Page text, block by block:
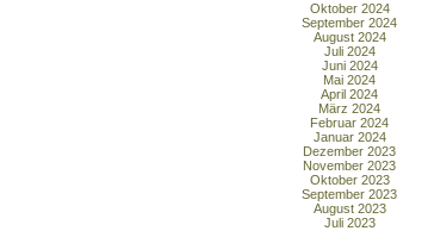
Oktober 2024
September 2024
August 2024
Juli 2024
Juni 2024
Mai 2024
April 2024
März 2024
Februar 2024
Januar 2024
Dezember 2023
November 2023
Oktober 2023
September 2023
August 2023
Juli 2023